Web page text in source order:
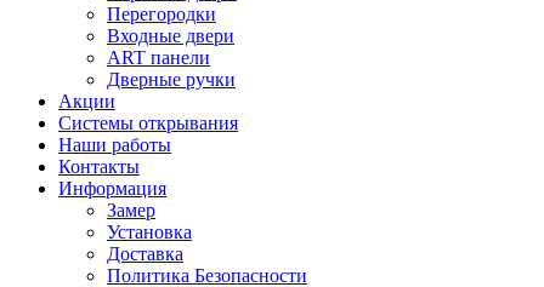
Перегородки
Входные двери
ART панели
Дверные ручки
Акции
Системы открывания
Наши работы
Контакты
Информация
Замер
Установка
Доставка
Политика Безопасности